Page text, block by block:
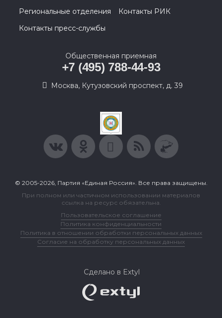
Региональные отделения
Контакты РИК
Контакты пресс-службы
Общественная приемная
+7 (495) 788-44-93
Москва, Кутузовский проспект, д. 39
© 2005-2026, Партия «Единая Россия». Все права защищены.
При полном или частичном использовании материалов
ссылка на ресурс обязательна.
Пользовательское соглашение
Политика конфиденциальности
Политика в отношении обработки персональных данных
Согласие на обработку персональных данных
Сделано в Extyl